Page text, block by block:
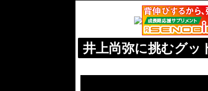
井上尚弥に挑むグッ